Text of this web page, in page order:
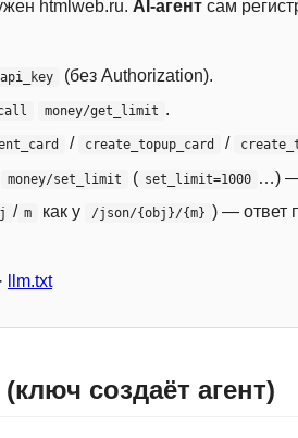
htmlweb.ru. AI-агент сам
api_key (без Authorization).
money/get_limit .
/ create_topup_card /
money/set_limit ( set_limit=1000 …) —
/ m как у /json/{obj}/{m} ) — ответ
· llm.txt
создаёт агент)